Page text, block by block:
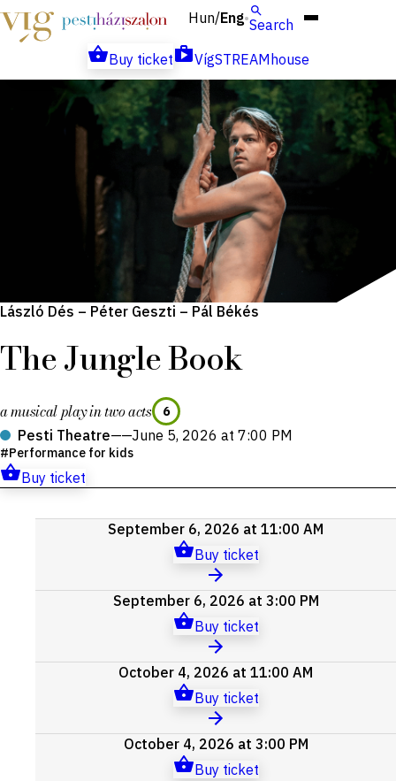
Hun/Eng Search
Buy ticket
VígSTREAMhouse
László Dés – Péter Geszti – Pál Békés
The Jungle Book
a musical play in two acts 6
Pesti Theatre——June 5, 2026 at 7:00 PM
Performance for kids
Buy ticket
Upcoming September 6, 2026 at 11:00 AM
Buy ticket
September 6, 2026 at 3:00 PM
Buy ticket
October 4, 2026 at 11:00 AM
Buy ticket
October 4, 2026 at 3:00 PM
Buy ticket